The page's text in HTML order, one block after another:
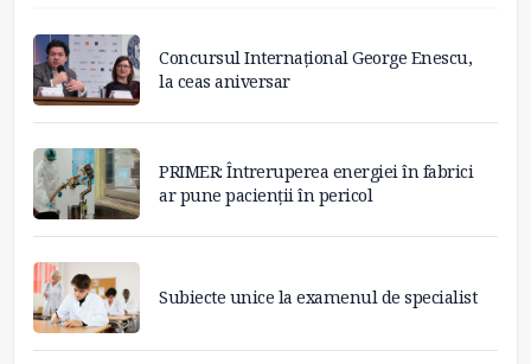
Concursul Internațional George Enescu,
la ceas aniversar
PRIMER: Întreruperea energiei în fabrici
ar pune pacienții în pericol
Subiecte unice la examenul de specialist